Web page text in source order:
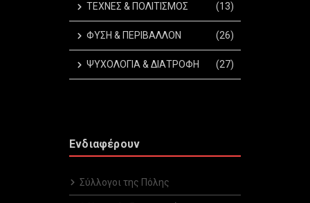
ΤΕΧΝΕΣ & ΠΟΛΙΤΙΣΜΟΣ (13)
ΦΥΣΗ & ΠΕΡΙΒΑΛΛΟΝ (26)
ΨΥΧΟΛΟΓΙΑ & ΔΙΑΤΡΟΦΗ (27)
Ενδιαφέρουν
Σύλλογοι της Πόλης